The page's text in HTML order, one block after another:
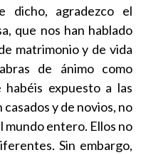
dicho, agradezco el
que nos han hablado
matrimonio y de vida
de ánimo como
expuesto a las
y de novios, no
mundo entero. Ellos no
Sin embargo,